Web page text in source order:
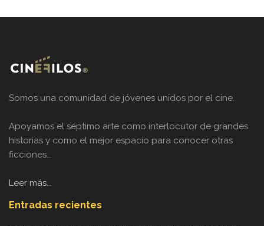
Somos una comunidad de jóvenes unidos por el cine.
Apoyamos el séptimo arte como interlocutor de grandes
historias y como el mejor espacio para conocer otras
ficciones...
Leer más...
Entradas recientes